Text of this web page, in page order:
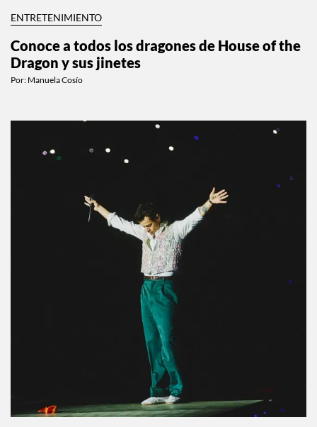
ENTRETENIMIENTO
Conoce a todos los dragones de House of the
Dragon y sus jinetes
Por: Manuela Cosío